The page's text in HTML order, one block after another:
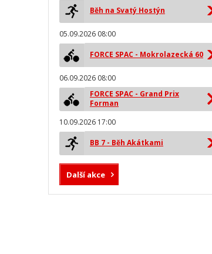
Běh na Svatý Hostýn
05.09.2026 08:00
FORCE SPAC - Mokrolazecká 60
06.09.2026 08:00
FORCE SPAC - Grand Prix
Forman
10.09.2026 17:00
BB 7 - Běh Akátkami
Další akce